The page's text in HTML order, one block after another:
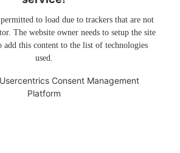
to load due to trackers that are not
The website owner needs to setup the site
this content to the list of technologies
used.
Usercentrics Consent Management
Platform